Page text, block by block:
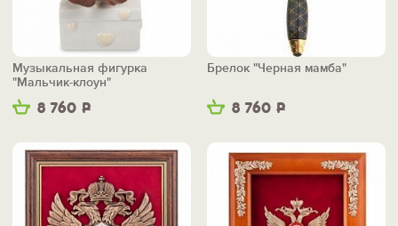
8 760 Р
Музыкальная фигурка
"Мальчик-клоун"
8 760 Р
Брелок "Черная мамба"